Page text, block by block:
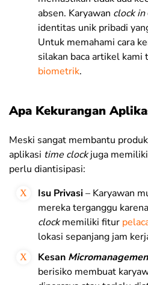
absen. Karyawan clock in
identitas unik pribadi
Untuk memahami cara
silakan baca artikel kami
biometrik.
Apa Kekurangan
Meski sangat membantu
aplikasi time clockjuga
perlu diantisipasi:
Isu Privasi– Karyawan
mereka terganggu
clockmemiliki fitur
lokasi sepanjang jam
Kesan
berisiko membuat